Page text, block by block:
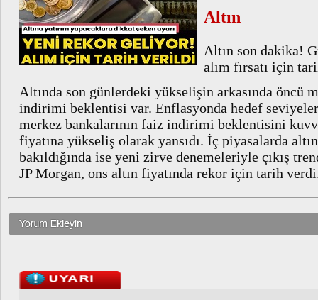
Altın
Altın son dakika!
alım fırsatı için
Altında son günlerdeki yükselişin arkasında öncü
indirimi beklentisi var. Enflasyonda hedef
merkez bankalarının faiz indirimi beklentisini
fiyatına yükseliş olarak yansıdı. İç piyasalarda
bakıldığında ise yeni zirve denemeleriyle çıkış
JP Morgan, ons altın fiyatında rekor için tarih